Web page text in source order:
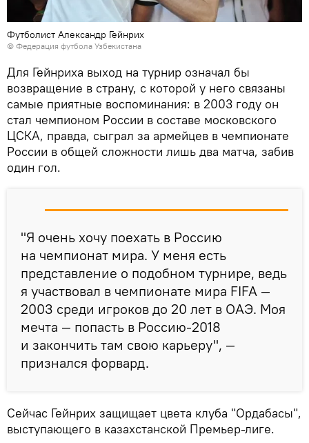
Футболист Александр Гейнрих
© Федерация футбола Узбекистана
Для Гейнриха выход на турнир означал бы
возвращение в страну, с которой у него связаны
самые приятные воспоминания: в 2003 году он
стал чемпионом России в составе московского
ЦСКА, правда, сыграл за армейцев в чемпионате
России в общей сложности лишь два матча, забив
один гол.
"Я очень хочу поехать в Россию
на чемпионат мира. У меня есть
представление о подобном турнире, ведь
я участвовал в чемпионате мира FIFA —
2003 среди игроков до 20 лет в ОАЭ. Моя
мечта — попасть в Россию-2018
и закончить там свою карьеру", —
признался форвард.
Сейчас Гейнрих защищает цвета клуба "Ордабасы",
выступающего в казахстанской Премьер-лиге.